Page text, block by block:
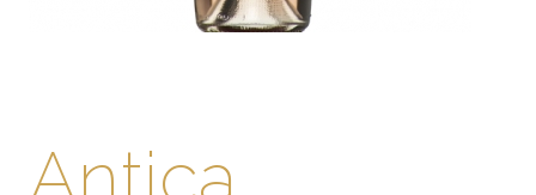
Antica